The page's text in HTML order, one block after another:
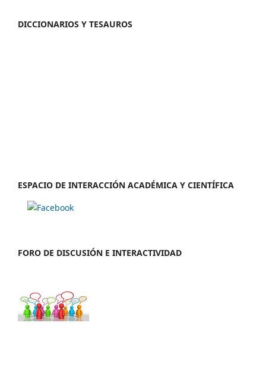
DICCIONARIOS Y TESAUROS
ESPACIO DE INTERACCIÓN ACADÉMICA Y CIENTÍFICA
FORO DE DISCUSIÓN E INTERACTIVIDAD